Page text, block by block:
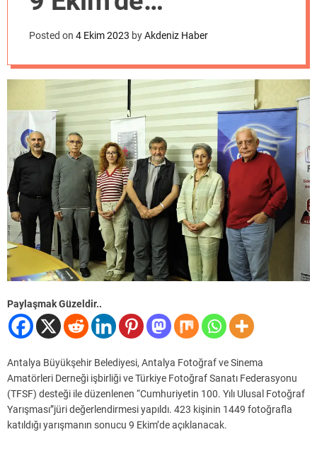
açıklanacak
Posted on 4 Ekim 2023 byAkdeniz Haber
Paylaşmak Güzeldir..
Antalya Büyükşehir Belediyesi, Antalya Fotoğraf ve Sinema
Amatörleri Derneği işbirliği ve Türkiye Fotoğraf Sanatı Federasyonu
(TFSF) desteği ile düzenlenen “Cumhuriyetin 100. Yılı Ulusal Fotoğraf
Yarışması”jüri değerlendirmesi yapıldı. 423 kişinin 1449 fotoğrafla
katıldığı yarışmanın sonucu 9 Ekim’de açıklanacak.